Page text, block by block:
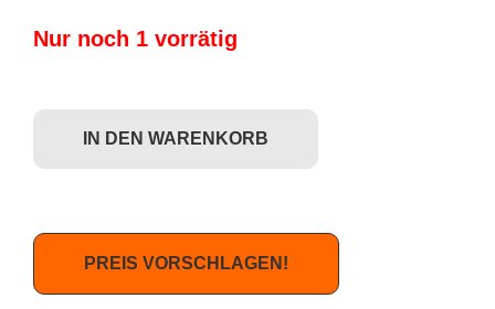
Nur noch 1 vorrätig
IN DEN WARENKORB
PREIS VORSCHLAGEN!